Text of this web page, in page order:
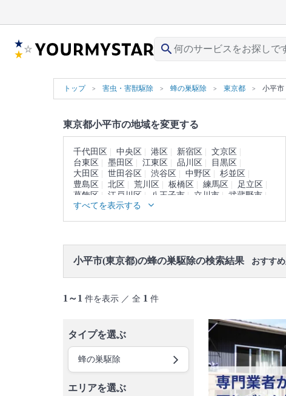
search
トップ 害虫・害獣駆除 蜂の巣駆除 東京都 小平市
東京都小平市の地域を変更する
千代田区 中央区 港区 新宿区
文京区
台東区
墨田区 江東区 品川区
目黒区
大田区
世田谷区 渋谷区 中野区
杉並区
豊島区
北区 荒川区 板橋区 練馬区
足立区
葛飾区
江戸川区 八王子市 立川市
武蔵野市
三鷹市
青梅市 府中市
大島町
利島村 新島村 神津島村
三宅島
すべてを表示する
小平市(東京都)の蜂の巣駆除の検索結果 おすす
1～1 件を表示 ／ 全 1 件
タイプを選ぶ
蜂の巣駆除
エリアを選ぶ